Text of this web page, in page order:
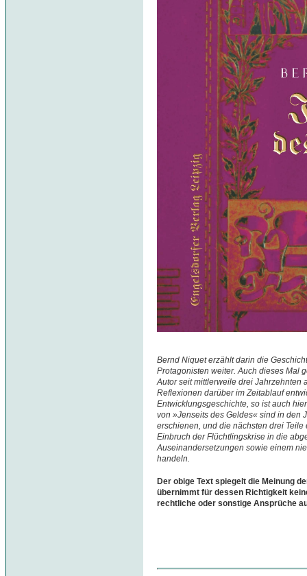
Bernd Niquet erzählt darin die
Protagonisten weiter. Auch dieses Mal
Autor seit mittlerweile drei Jahrzehnten
Reflexionen darüber im Zeitablauf
Entwicklungsgeschichte, so ist auch
von »Jenseits des Geldes« sind in den
erschienen, und die nächsten drei
Einbruch der Flüchtlingskrise in die
Auseinandersetzungen sowie einem
handeln.
Der obige Text spiegelt die Meinung
übernimmt für dessen Richtigkeit
rechtliche oder sonstige Ansprüche